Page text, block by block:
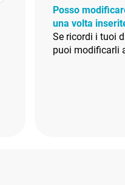
Posso
una volta
Se ricordi i tuoi
puoi modificarli